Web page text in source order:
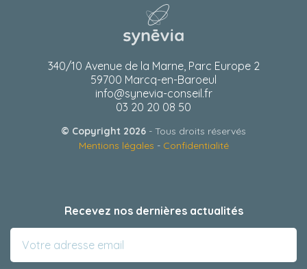
340/10 Avenue de la Marne, Parc Europe 2
59700 Marcq-en-Baroeul
info@synevia-conseil.fr
03 20 20 08 50
© Copyright 2026 - Tous droits réservés
Mentions légales - Confidentialité
Recevez nos dernières actualités